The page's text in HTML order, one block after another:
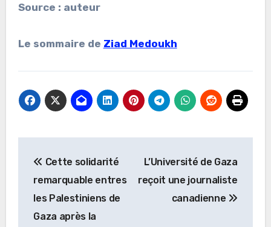
Source : auteur
Le sommaire de Ziad Medoukh
de
l’article
Cette solidarité
remarquable entres
les Palestiniens de
Gaza après la
L’Université de Gaza
reçoit une journaliste
canadienne